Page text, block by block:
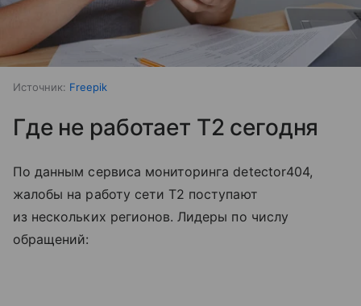
Источник: Freepik
Где не работает T2 сегодня
По данным сервиса мониторинга detector404,
жалобы на работу сети T2 поступают
из нескольких регионов. Лидеры по числу
обращений: